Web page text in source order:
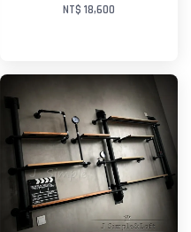
NT$ 18,600
加入購物車